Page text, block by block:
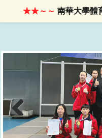
Previous
★★～～南華大學體